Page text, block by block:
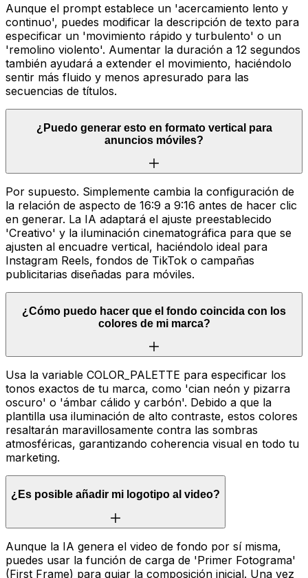
Aunque el prompt establece un 'acercamiento lento y
continuo', puedes modificar la descripción de texto para
especificar un 'movimiento rápido y turbulento' o un
'remolino violento'. Aumentar la duración a 12 segundos
también ayudará a extender el movimiento, haciéndolo
sentir más fluido y menos apresurado para las
secuencias de títulos.
¿Puedo generar esto en formato vertical para
anuncios móviles?
Por supuesto. Simplemente cambia la configuración de
la relación de aspecto de 16:9 a 9:16 antes de hacer clic
en generar. La IA adaptará el ajuste preestablecido
'Creativo' y la iluminación cinematográfica para que se
ajusten al encuadre vertical, haciéndolo ideal para
Instagram Reels, fondos de TikTok o campañas
publicitarias diseñadas para móviles.
¿Cómo puedo hacer que el fondo coincida con los
colores de mi marca?
Usa la variable COLOR_PALETTE para especificar los
tonos exactos de tu marca, como 'cian neón y pizarra
oscuro' o 'ámbar cálido y carbón'. Debido a que la
plantilla usa iluminación de alto contraste, estos colores
resaltarán maravillosamente contra las sombras
atmosféricas, garantizando coherencia visual en todo tu
marketing.
¿Es posible añadir mi logotipo al video?
Aunque la IA genera el video de fondo por sí misma,
puedes usar la función de carga de 'Primer Fotograma'
(First Frame) para guiar la composición inicial. Una vez